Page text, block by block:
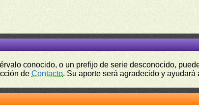
conocido, o un prefijo de serie desconocido,
deContacto. Su aporte será agradecido y